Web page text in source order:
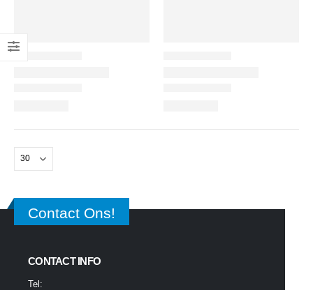
Contact Ons!
CONTACT INFO
Tel: